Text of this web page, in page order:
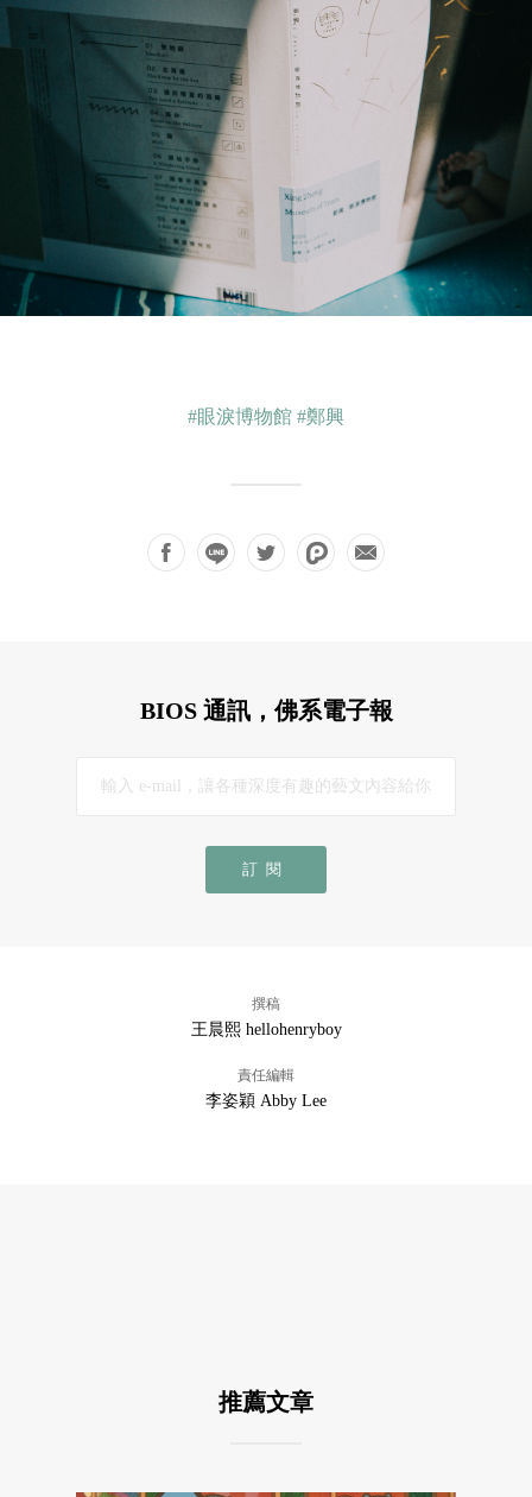
#眼淚博物館 #鄭興
BIOS 通訊，佛系電子報
訂閱
撰稿
王晨熙 hellohenryboy
責任編輯
李姿穎 Abby Lee
推薦文章